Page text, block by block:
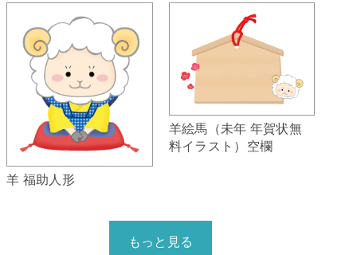
羊 福助人形
羊絵馬（未年 年賀状無
料イラスト）空欄
もっと見る